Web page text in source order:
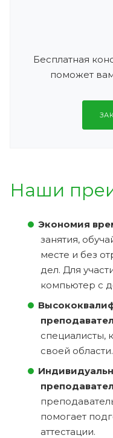
Бесплатная
поможет
Наши
Экономия
занятия,
месте и без
дел. Для
компьютер с
специалисты,
своей области.
помогает
аттестации.